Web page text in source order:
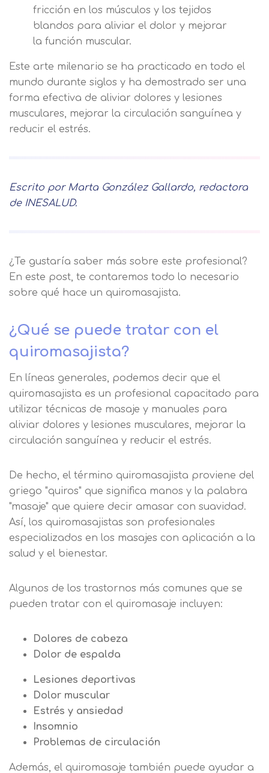
fricción en los músculos y los tejidos
blandos para aliviar el dolor y mejorar
la función muscular.
Este arte milenario se ha practicado en todo el
mundo durante siglos y ha demostrado ser una
forma efectiva de aliviar dolores y lesiones
musculares, mejorar la circulación sanguínea y
reducir el estrés.
Escrito por Marta González Gallardo, redactora
de INESALUD.
¿Te gustaría saber más sobre este profesional?
En este post, te contaremos todo lo necesario
sobre qué hace un quiromasajista.
¿Qué se puede tratar con el
quiromasajista?
En líneas generales, podemos decir que el
quiromasajista es un profesional capacitado para
utilizar técnicas de masaje y manuales para
aliviar dolores y lesiones musculares, mejorar la
circulación sanguínea y reducir el estrés.
De hecho, el término quiromasajista proviene del
griego "quiros" que significa manos y la palabra
"masaje" que quiere decir amasar con suavidad.
Así, los quiromasajistas son profesionales
especializados en los masajes con aplicación a la
salud y el bienestar.
Algunos de los trastornos más comunes que se
pueden tratar con el quiromasaje incluyen:
Dolores de cabeza
Dolor de espalda
Lesiones deportivas
Dolor muscular
Estrés y ansiedad
Insomnio
Problemas de circulación
Además, el quiromasaje también puede ayudar a